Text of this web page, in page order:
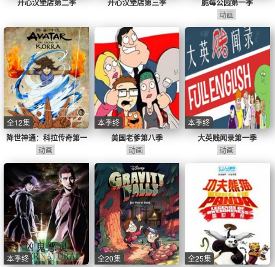
开心汉堡店第二季 开心汉堡店第三季 脆莓公园第一季
动画
降世神通：科拉传奇第一
季
全12集
动画
美国老爹第八季
本季终
动画
大英贱闻录第一季
本季终
动画
本季终 全20集 全25集